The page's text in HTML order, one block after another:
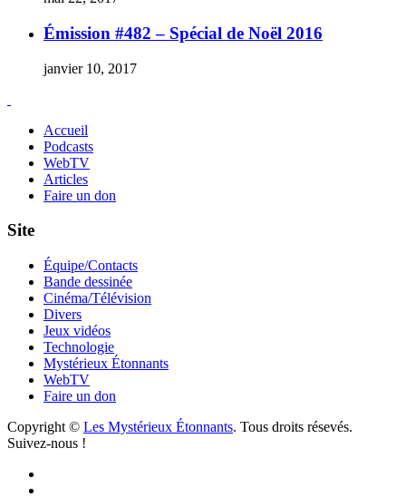
Émission #482 – Spécial de Noël 2016
janvier 10, 2017
Accueil
Podcasts
WebTV
Articles
Faire un don
Site
Équipe/Contacts
Bande dessinée
Cinéma/Télévision
Divers
Jeux vidéos
Technologie
Mystérieux Étonnants
WebTV
Faire un don
Copyright © Les Mystérieux Étonnants. Tous droits résevés.
Suivez-nous !